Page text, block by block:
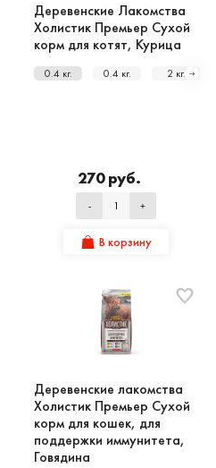
Деревенские Лакомства
Холистик Премьер Сухой
корм для котят, Курица
0.4 кг. 0.4 кг. 2 кг.
270 руб.
- +
В корзину
Деревенские лакомства
Холистик Премьер Сухой
корм для кошек, для
поддержки иммунитета,
Говядина